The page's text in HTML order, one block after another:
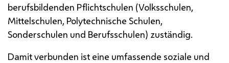
berufsbildenden Pflichtschulen (Volksschulen,
Mittelschulen, Polytechnische Schulen,
Sonderschulen und Berufsschulen) zuständig.
Damit verbunden ist eine umfassende soziale und